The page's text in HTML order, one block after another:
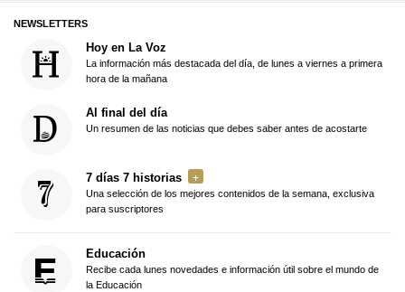
NEWSLETTERS
Hoy en La Voz
La información más destacada del día, de lunes a viernes a primera
hora de la mañana
Al final del día
Un resumen de las noticias que debes saber antes de acostarte
7 días 7 historias
Una selección de los mejores contenidos de la semana, exclusiva
para suscriptores
Educación
Recibe cada lunes novedades e información útil sobre el mundo de
la Educación